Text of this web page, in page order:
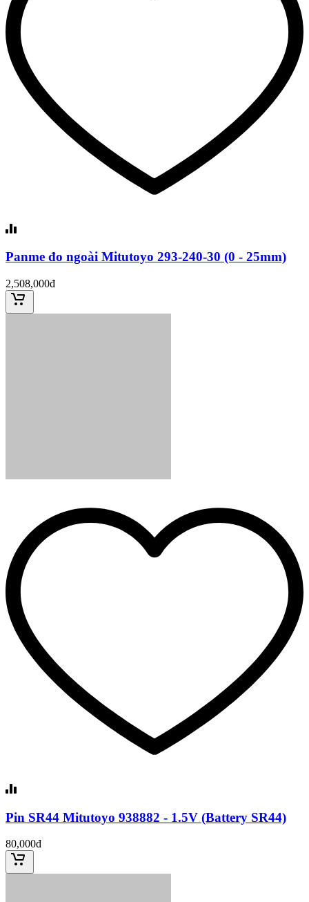
Panme đo ngoài Mitutoyo 293-240-30 (0 - 25mm)
2,508,000đ
Pin SR44 Mitutoyo 938882 - 1.5V (Battery SR44)
80,000đ